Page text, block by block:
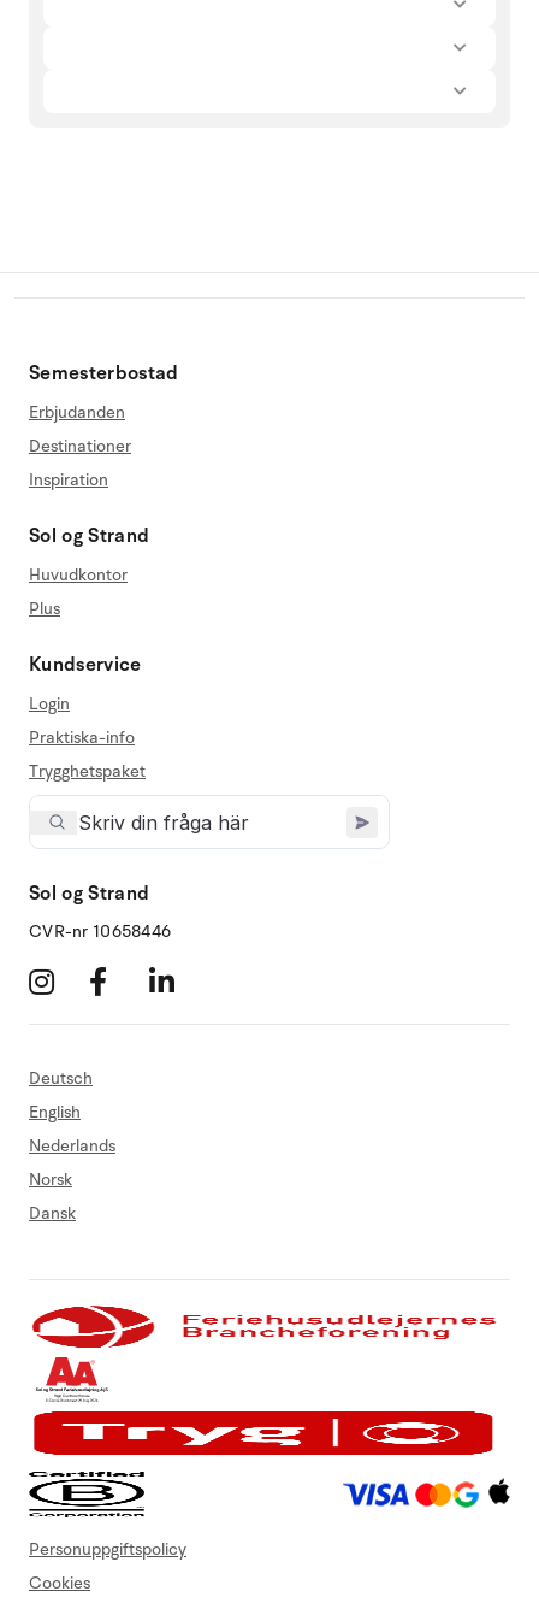
Semesterbostad
Erbjudanden
Destinationer
Inspiration
Sol og Strand
Huvudkontor
Plus
Kundservice
Login
Praktiska-info
Trygghetspaket
Sol og Strand
CVR-nr 10658446
Deutsch
English
Nederlands
Norsk
Dansk
Personuppgiftspolicy
Cookies